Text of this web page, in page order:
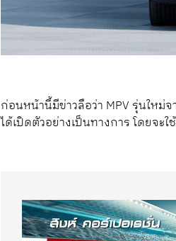
ก่อนหน้านี้มีข่าวลือว่า MPV รุ่นใหม่จ
ได้เปิดตัวอย่างเป็นทางการ โดยจะ